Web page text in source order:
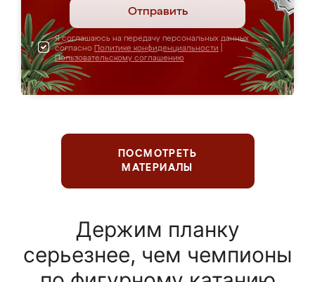
Отправить
Я соглашаюсь на передачу персональных данных
согласно Политике конфиденциальности
Пользовательскому соглашению
ПОСМОТРЕТЬ
МАТЕРИАЛЫ
Держим планку
серьезнее, чем чемпионы